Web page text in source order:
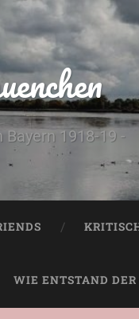
Bayern 1918-19 -
WIE ENTSTAND